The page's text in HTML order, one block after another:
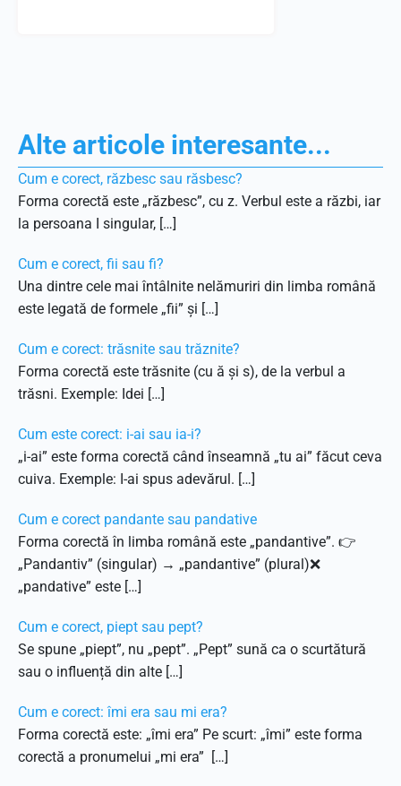
Alte articole interesante...
Cum e corect, răzbesc sau răsbesc?
Forma corectă este „răzbesc”, cu z. Verbul este a răzbi, iar
la persoana I singular, […]
Cum e corect, fii sau fi?
Una dintre cele mai întâlnite nelămuriri din limba română
este legată de formele „fii” și […]
Cum e corect: trăsnite sau trăznite?
Forma corectă este trăsnite (cu ă și s), de la verbul a
trăsni. Exemple: Idei […]
Cum este corect: i-ai sau ia-i?
„i-ai” este forma corectă când înseamnă „tu ai” făcut ceva
cuiva. Exemple: I-ai spus adevărul. […]
Cum e corect pandante sau pandative
Forma corectă în limba română este „pandantive”. 👉
„Pandantiv” (singular) → „pandantive” (plural)❌
„pandative” este […]
Cum e corect, piept sau pept?
Se spune „piept”, nu „pept”. „Pept” sună ca o scurtătură
sau o influență din alte […]
Cum e corect: îmi era sau mi era?
Forma corectă este: „îmi era” Pe scurt: „îmi” este forma
corectă a pronumelui „mi era” […]